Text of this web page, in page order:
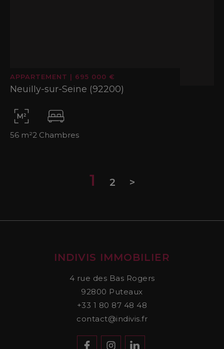
APPARTEMENT | 695 000 €
Neuilly-sur-Seine (92200)
56 m²2 Chambres
1 2 >
INDIVIS IMMOBILIER
4 rue des Bas Rogers
92800 Puteaux
+33 1 80 87 48 48
contact@indivis.fr